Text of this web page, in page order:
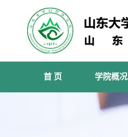
首 页 学院概况